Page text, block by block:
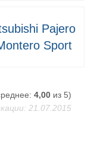
Pajero
Sport
4,00 из 5)
21.07.2015